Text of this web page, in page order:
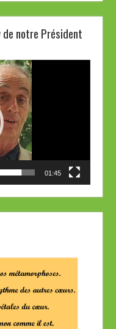
de notre Président
01:45